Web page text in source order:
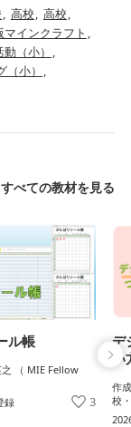
高校
高校
マインクラフト
（小）
小）
すべての教材を見る
ル帳
（ MIE Fellow
録
3
デ
い
作
校